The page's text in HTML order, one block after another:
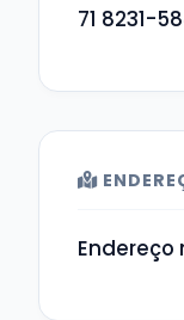
71 8231-